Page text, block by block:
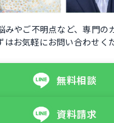
みやご不明点など、専門の
はお気軽にお問い合わせく
無料相談
資料請求